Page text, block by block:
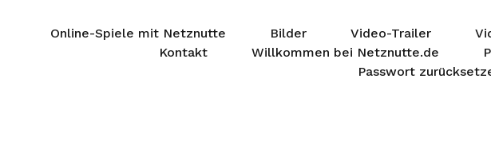
Online-Spiele mit Netznutte Bilder Video-Trailer
Kontakt
Willkommen bei Netznutte.de
Passwort